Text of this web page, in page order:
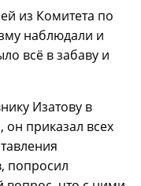
из Комитета по
наблюдали и
всё в забаву и
Изатову в
он приказал всех
попросил